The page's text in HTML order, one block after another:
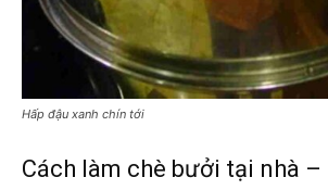
Hấp đậu xanh chín tới
Cách làm chè bưởi tại nhà –